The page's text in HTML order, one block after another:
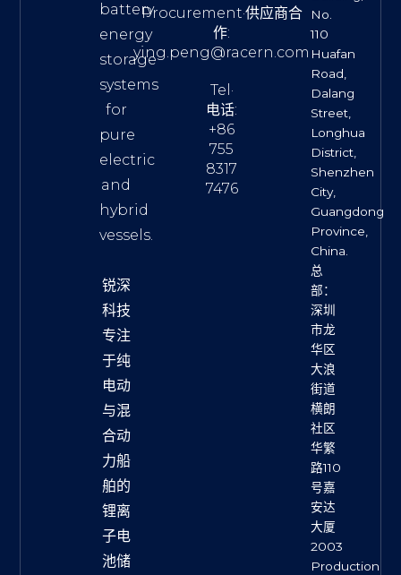
battery
energy
storage
systems
for
pure
electric
and
hybrid
vessels.
锐深
科技
专注
于纯
电动
与混
合动
力船
舶的
锂离
子电
池储
Procurement·供应商合
作:
ying.peng@racern.com
Tel·
电话:
+86
755
8317
7476
No.
110
Huafan
Road,
Dalang
Street,
Longhua
District,
Shenzhen
City,
Guangdong
Province,
China.
总
部：
深圳
市龙
华区
大浪
街道
横朗
社区
华繁
路110
号嘉
安达
大厦
2003
Production